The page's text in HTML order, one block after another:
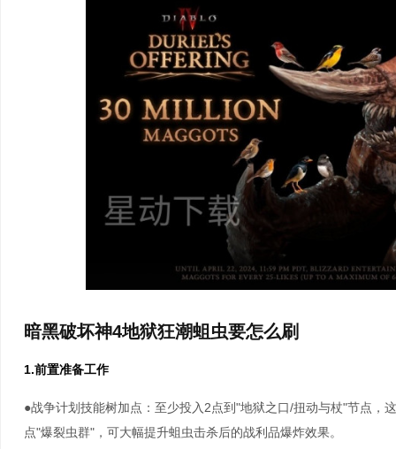
暗黑破坏神4地狱狂潮蛆虫要怎么刷
1.前置准备工作
●战争计划技能树加点：至少投入2点到"地狱之口/扭动与杖"节点，
点"爆裂虫群"，可大幅提升蛆虫击杀后的战利品爆炸效果。